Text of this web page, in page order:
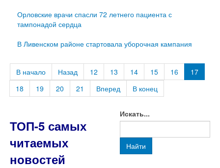
Орловские врачи спасли 72 летнего пациента с
тампонадой сердца
В Ливенском районе стартовала уборочная кампания
В начало Назад 12 13 14 15 16
17
18
19 20 21 Вперед В конец
ТОП-5 самых
читаемых
новостей
Искать...
Найти